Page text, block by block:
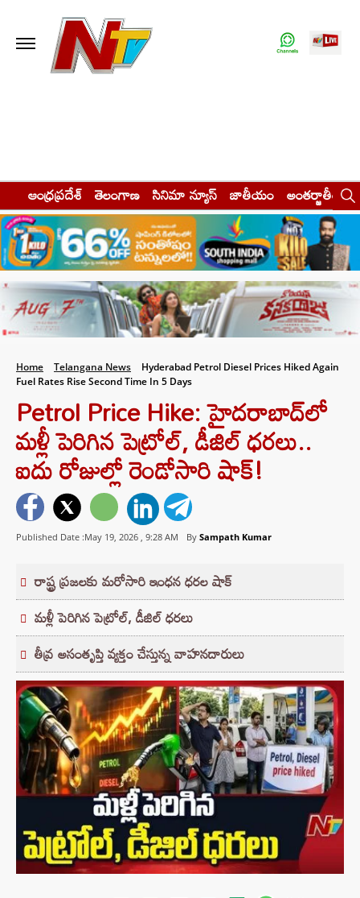
ఆంధ్రప్రదేశ్ తెలంగాణ సినిమా న్యూస్ జాతీయం అంతర్జాతీయం
Home Telangana News
Hyderabad Petrol Diesel Prices Hiked Again
Fuel Rates Rise Second Time In 5 Days
Petrol Price Hike: హైదరాబాద్‌లో
మళ్లీ పెరిగిన పెట్రోల్, డీజిల్ ధరలు..
ఐదు రోజుల్లో రెండోసారి షాక్!
Published Date :May 19, 2026 , 9:28 AM By Sampath Kumar
రాష్ట్ర ప్రజలకు మరోసారి ఇంధన ధరల షాక్
మళ్లీ పెరిగిన పెట్రోల్, డీజిల్ ధరలు
తీవ్ర అసంతృప్తి వ్యక్తం చేస్తున్న వాహనదారులు